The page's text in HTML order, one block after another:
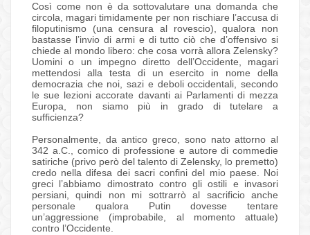
Così come non è da sottovalutare una domanda che
circola, magari timidamente per non rischiare l’accusa di
filoputinismo (una censura al rovescio), qualora non
bastasse l’invio di armi e di tutto ciò che d’offensivo si
chiede al mondo libero: che cosa vorrà allora Zelensky?
Uomini o un impegno diretto dell’Occidente, magari
mettendosi alla testa di un esercito in nome della
democrazia che noi, sazi e deboli occidentali, secondo
le sue lezioni accorate davanti ai Parlamenti di mezza
Europa, non siamo più in grado di tutelare a
sufficienza?
Personalmente, da antico greco, sono nato attorno al
342 a.C., comico di professione e autore di commedie
satiriche (privo però del talento di Zelensky, lo premetto)
credo nella difesa dei sacri confini del mio paese. Noi
greci l’abbiamo dimostrato contro gli ostili e invasori
persiani, quindi non mi sottrarrò al sacrificio anche
personale qualora Putin dovesse tentare
un’aggressione (improbabile, al momento attuale)
contro l’Occidente.